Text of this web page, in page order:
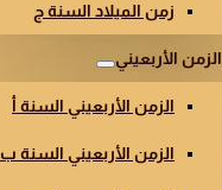
زمن الميلاد السنة ج
الزمن الأربعيني
الزمن الأربعيني السنة أ
الزمن الأربعيني السنة ب